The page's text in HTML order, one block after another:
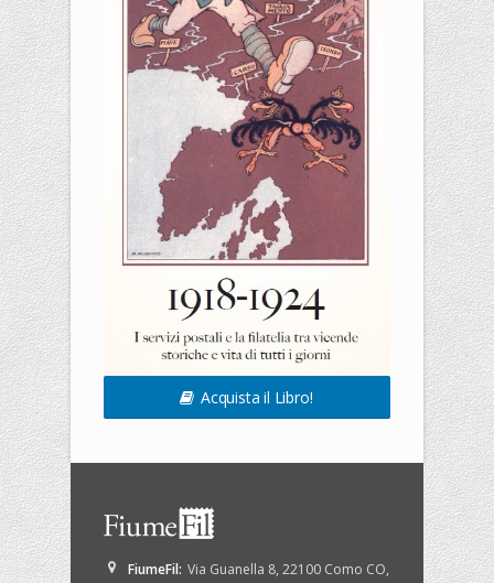
Acquista il Libro!
FiumeFil: Via Guanella 8, 22100 Como CO,